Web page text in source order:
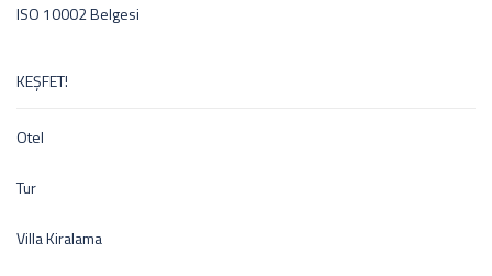
ISO 10002 Belgesi
KEŞFET!
Otel
Tur
Villa Kiralama